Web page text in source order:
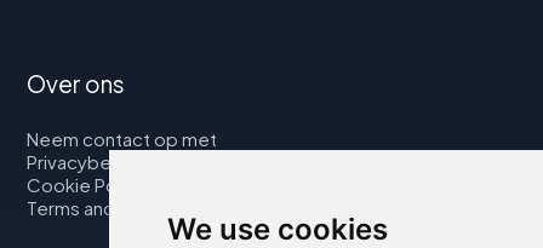
We use cookies
Over ons
Neem contact op met
Privacybeleid
Cookie Policy
Terms and Conditions